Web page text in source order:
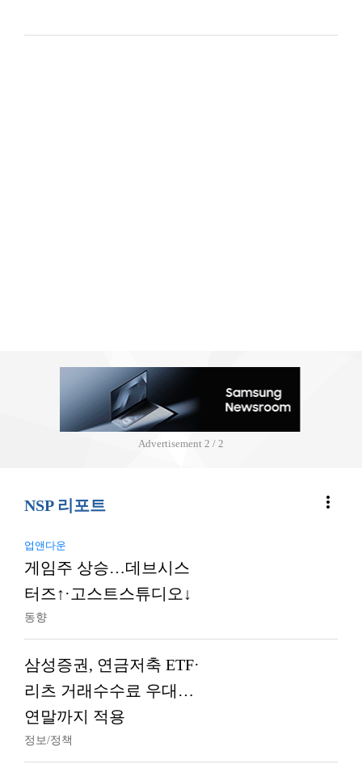
Advertisement 2 / 2
NSP 리포트 more_vert
업앤다운
게임주 상승…데브시스
터즈↑·고스트스튜디오↓
동향
삼성증권, 연금저축 ETF·
리츠 거래수수료 우대…
연말까지 적용
정보/정책